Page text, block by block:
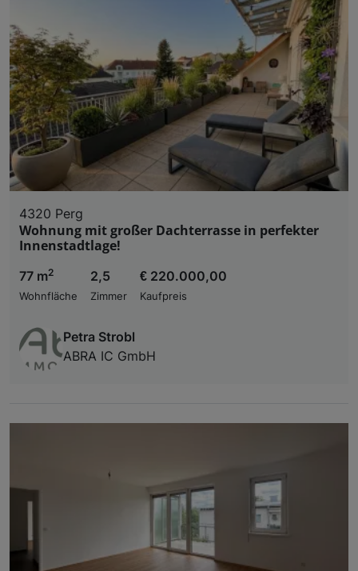
4320 Perg
Wohnung mit großer Dachterrasse in perfekter
Innenstadtlage!
77 m2
Wohnfläche
2,5
Zimmer
€ 220.000,00
Kaufpreis
Petra Strobl
ABRA IC GmbH